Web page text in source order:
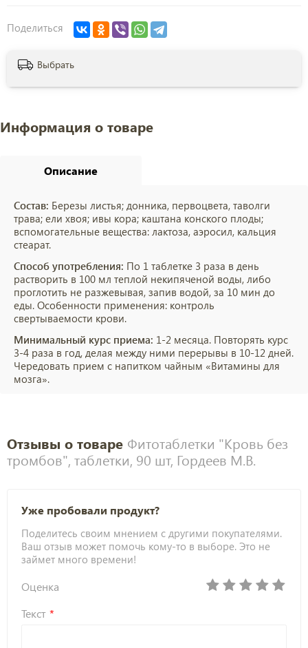
Поделиться
Выбрать
Информация о товаре
Описание
Состав: Березы листья; донника, первоцвета, таволги
трава; ели хвоя; ивы кора; каштана конского плоды;
вспомогательные вещества: лактоза, аэросил, кальция
стеарат.
Способ употребления: По 1 таблетке 3 раза в день
растворить в 100 мл теплой некипяченой воды, либо
проглотить не разжевывая, запив водой, за 10 мин до
еды. Особенности применения: контроль
свертываемости крови.
Минимальный курс приема: 1-2 месяца. Повторять курс
3-4 раза в год, делая между ними перерывы в 10-12 дней.
Чередовать прием с напитком чайным «Витамины для
мозга».
Отзывы о товаре Фитотаблетки "Кровь без
тромбов", таблетки, 90 шт, Гордеев М.В.
Уже пробовали продукт?
Поделитесь своим мнением с другими покупателями.
Ваш отзыв может помочь кому-то в выборе. Это не
займет много времени!
Оценка
Текст